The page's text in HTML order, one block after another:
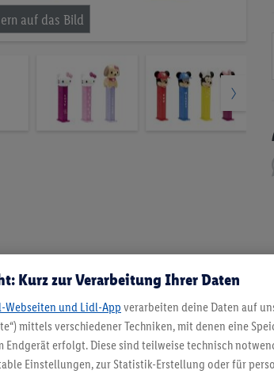
Kurz zur Verarbeitung Ihrer Daten
Webseiten und Lidl-App verarbeiten deine Daten auf
mittels verschiedener Techniken, mit denen eine
erfolgt. Diese sind teilweise technisch
Einstellungen, zur Statistik-Erstellung oder für